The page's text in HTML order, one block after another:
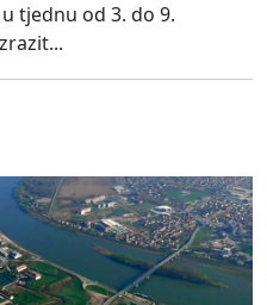
tjednu od 3. do 9.